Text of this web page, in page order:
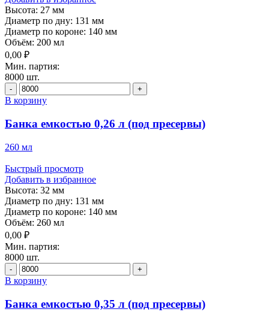
Высота: 27 мм
Диаметр по дну: 131 мм
Диаметр по короне: 140 мм
Объём: 200 мл
0,00 ₽
Мин. партия:
8000 шт.
Количество
товара
Банка
емкостью
0,2
(под
пресервы)
В корзину
Банка емкостью 0,26 л (под пресервы)
260 мл
Быстрый просмотр
Добавить в избранное
Высота: 32 мм
Диаметр по дну: 131 мм
Диаметр по короне: 140 мм
Объём: 260 мл
0,00 ₽
Мин. партия:
8000 шт.
Количество
товара
Банка
0,26
В корзину
Банка емкостью 0,35 л (под пресервы)